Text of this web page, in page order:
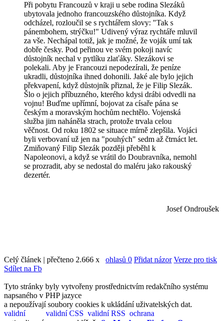
Při pobytu Francouzů v kraji u sebe rodina Slezáků
ubytovala jednoho francouzského důstojníka. Když
odcházel, rozloučil se s rychtářem slovy: "Tak s
pánembohem, strýčku!" Udivený výraz rychtáře mluvil
za vše. Nechápal totiž, jak je možné, že voják umí tak
dobře česky. Pod peřinou ve svém pokoji navíc
důstojník nechal v pytlíku zlaťáky. Slezákovi se
polekali. Aby je Francouzi nepodezírali, že peníze
ukradli, důstojníka ihned dohonili. Jaké ale bylo jejich
překvapení, když důstojník přiznal, že je Filip Slezák.
Šlo o jejich příbuzného, kterého kdysi drábi odvedli na
vojnu! Buďme upřímní, bojovat za císaře pána se
českým a moravským hochům nechtělo. Vojenská
služba jim naháněla strach, protože trvala celou
věčnost. Od roku 1802 se situace mírně zlepšila. Vojáci
byli verbovaní už jen na "pouhých" sedm až čtrnáct let.
Zmiňovaný Filip Slezák později přeběhl k
Napoleonovi, a když se vrátil do Doubravníka, nemohl
se prozradit, aby se nedostal do maléru jako rakouský
dezertér.
Josef Ondroušek
Celý článek | přečteno 2.666 x ohlasů 0 Přidat názor Verze pro tisk
Sdílet na Fb
Tyto stránky byly vytvořeny prostřednictvím redakčního systému
napsaného v PHP jazyce
a nepoužívají soubory cookies k ukládání uživatelských dat.